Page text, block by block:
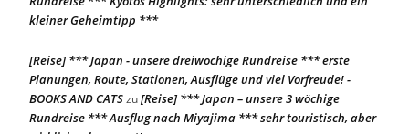
kleiner Geheimtipp ***
[Reise] *** Japan - unsere dreiwöchige Rundreise *** erste
Planungen, Route, Stationen, Ausflüge und viel Vorfreude! -
BOOKS AND CATSzu[Reise] *** Japan – unsere 3 wöchige
Rundreise *** Ausflug nach Miyajima *** sehr touristisch, aber